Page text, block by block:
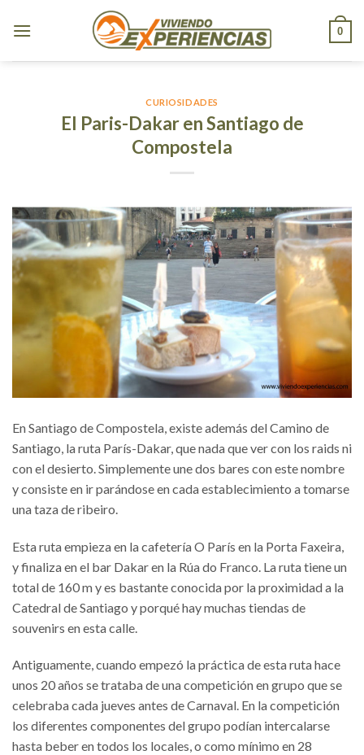
0
CURIOSIDADES
El Paris-Dakar en Santiago de
Compostela
En Santiago de Compostela, existe además del Camino de
Santiago, la ruta París-Dakar, que nada que ver con los raids ni
con el desierto. Simplemente une dos bares con este nombre
y consiste en ir parándose en cada establecimiento a tomarse
una taza de ribeiro.
Esta ruta empieza en la cafetería O París en la Porta Faxeira,
y finaliza en el bar Dakar en la Rúa do Franco. La ruta tiene un
total de 160 m y es bastante conocida por la proximidad a la
Catedral de Santiago y porqué hay muchas tiendas de
souvenirs en esta calle.
Antiguamente, cuando empezó la práctica de esta ruta hace
unos 20 años se trataba de una competición en grupo que se
celebraba cada jueves antes de Carnaval. En la competición
los diferentes componentes del grupo podían intercalarse
hasta beber en todos los locales, o como mínimo en 28